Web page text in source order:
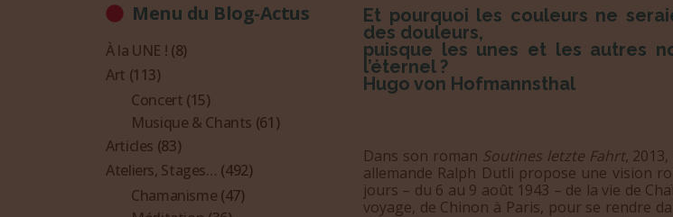
Et pourquoi les couleurs ne
des douleurs,
puisque les unes et les autres
l’éternel ?
Hugo von Hofmannsthal
Dans son roman Soutines letzte Fahrt,
allemande Ralph Dutli propose une vision
jours – du 6 au 9 août 1943 – de la vie de
voyage, de Chinon à Paris, pour se rendre
Menu du Blog-Actus
À la UNE ! (8)
Art (113)
Concert (15)
Musique & Chants (61)
Articles (83)
Ateliers, Stages… (492)
Chamanisme (47)